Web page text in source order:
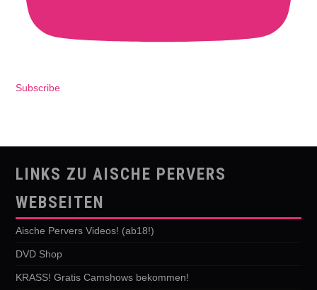
Subscribe
LINKS ZU AISCHE PERVERS
WEBSEITEN
Aische Pervers Videos! (ab18!)
DVD Shop
KRASS! Gratis Camshows bekommen!